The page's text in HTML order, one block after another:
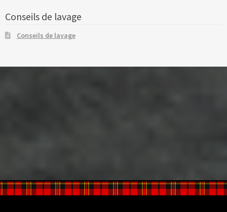
Conseils de lavage
Conseils de lavage